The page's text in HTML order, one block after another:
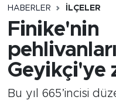
HABERLER İLÇELER
Finike'nin
Geyikçi'ye
Bu yıl 665’incisi
Gündem
İlçeler
Tüm Manşetler
Son Dakika